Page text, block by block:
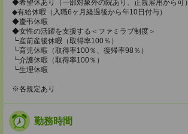
◆希望休あり（一部対象外の院あり、正規雇用から可）
◆有給休暇（入職6ヶ月経過後から年10日付与）
◆慶弔休暇
◆女性の活躍を支援する＜ファミラブ制度＞
┗産前産後休暇（取得率100％）
┗育児休暇（取得率100％、復帰率98％）
┗介護休暇（取得率100％）
┗生理休暇
※各規定あり
勤務時間